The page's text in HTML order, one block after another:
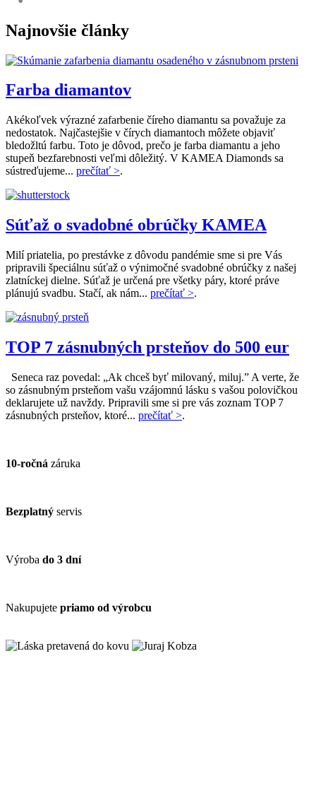
Najnovšie články
Farba diamantov
Akékoľvek výrazné zafarbenie číreho diamantu sa považuje za
nedostatok. Najčastejšie v čírych diamantoch môžete objaviť
bledožltú farbu. Toto je dôvod, prečo je farba diamantu a jeho
stupeň bezfarebnosti veľmi dôležitý. V KAMEA Diamonds sa
sústreďujeme... prečítať >.
Súťaž o svadobné obrúčky KAMEA
Milí priatelia, po prestávke z dôvodu pandémie sme si pre Vás
pripravili špeciálnu súťaž o výnimočné svadobné obrúčky z našej
zlatníckej dielne. Súťaž je určená pre všetky páry, ktoré práve
plánujú svadbu. Stačí, ak nám... prečítať >.
TOP 7 zásnubných prsteňov do 500 eur
Seneca raz povedal: „Ak chceš byť milovaný, miluj.” A verte, že
so zásnubným prsteňom vašu vzájomnú lásku s vašou polovičkou
deklarujete už navždy. Pripravili sme si pre vás zoznam TOP 7
zásnubných prsteňov, ktoré... prečítať >.
10-ročná záruka
Bezplatný servis
Výroba do 3 dní
Nakupujete priamo od výrobcu